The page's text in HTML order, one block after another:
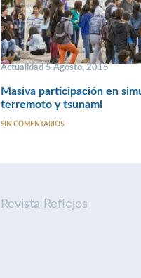
Actualidad 5 Agosto, 2015
Masiva participación en
terremoto y tsunami
SIN COMENTARIOS
Revista Reflejos